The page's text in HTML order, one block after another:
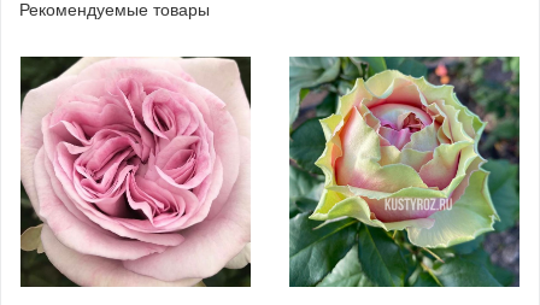
Рекомендуемые товары